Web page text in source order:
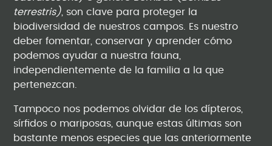
terrestris) , son clave para proteger la
biodiversidad de nuestros campos. Es nuestro
deber fomentar, conservar y aprender cómo
podemos ayudar a nuestra fauna,
independientemente de la familia a la que
pertenezcan.
Tampoco nos podemos olvidar de los dípteros,
sírfidos o mariposas, aunque estas últimas son
bastante menos especies que las anteriormente